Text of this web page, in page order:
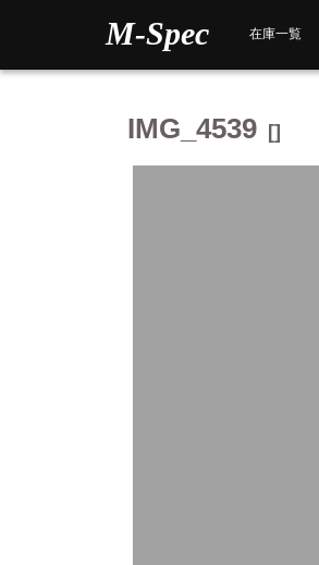
M-Spec 在庫一覧
IMG_4539 []